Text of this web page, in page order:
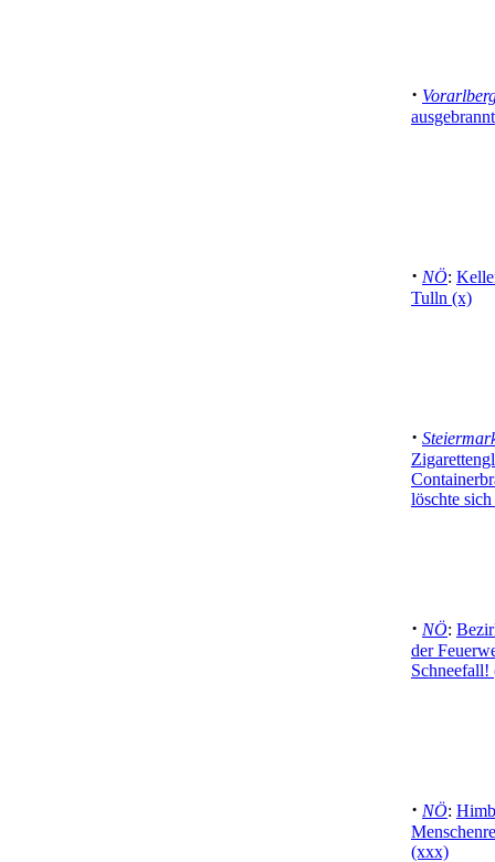
·
ausgebrannt
· NÖ:
Tulln (x)
·
löschte sich
· NÖ:
der
Schneefall!
· NÖ:
(xxx)